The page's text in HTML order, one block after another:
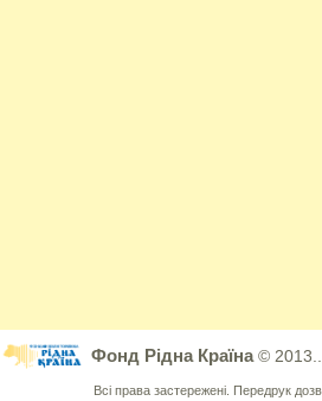
Фонд Рідна Країна©
Всі права застережені. Передрук